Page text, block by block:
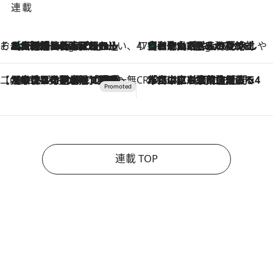
連載
そおだよおこの関西おいしい、おやつ紀行3 Hours Ago
［大阪府箕面市］一皿一皿目の前で仕上げられる、料理を巧みに組み込んだアシェットデセールコース「ミチル アシェット デセール（Michiru assiette dessert）」 47都道府県の手みやげ ひんやりスイーツで夏を満喫
3 Hours Ago
【和歌山県】この夏絶対食べたい 冷やしておいしいおやつ3選 みかんがごろっと丸ごと入ったジュレ
【CREA×星野リゾート】唯一無二。癒しと発見が待つ場所へ
2026.8.7
【トンボの足水浴】ヒノキの香りに包まれて涼感マックス！約13℃の湧水かけ流しを避暑地「星野温泉 トンボの湯」で体験 CREA'S CHOICE
2026.8.7
「立川にも歌舞伎があるんだよ」 片岡仁左衛門・市川中車ら豪華座組みで4年目の立川立飛歌舞伎へ
連載 TOP